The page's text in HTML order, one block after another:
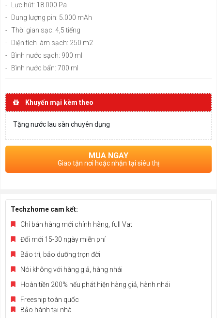
-
Lực hút: 18.000 Pa
- Dung lượng pin: 5.000 mAh
- Thời gian sạc: 4,5 tiếng
- Diện tích làm sạch: 250 m2
- Bình nước sạch: 900 ml
- Bình nước bẩn: 700 ml
Khuyến mại kèm theo
Tặng nước lau sàn chuyên dụng
MUA NGAY
Giao tận nơi hoặc nhận tại siêu thị
Techzhome cam kết:
Chỉ bán hàng mới chính hãng, full Vat
Đổi mới 15-30 ngày miễn phí
Bảo trì, bảo dưỡng trọn đời
Nói không với hàng giả, hàng nhái
Hoàn tiền 200% nếu phát hiện hàng giả, hành nhái
Freeship toàn quốc
Bảo hành tại nhà